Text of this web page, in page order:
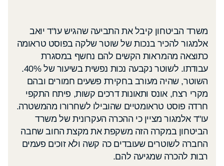
משרד הביטחון קיבל את התביעה שהגיש עו"ד יואב
אלמגור להכיר בנכות של שוטר שלקה בפוסט טראומה
כתוצאה מהמראות הקשים להם נחשף במסגרת
עבודתו. לשוטר נקבעה נכות נפשית בשיעור של 40%.
השוטר, שהיה מעורב בחקירת פשעים חמורים ובהם
מקרי רצח, אונס ותאונות דרכים קשות, פיתח התקפי
חרדה פוסט טראומטיים שהובילו לשחרורו מהמשטרה.
עו"ד אלמגור מציין כי ההכרה העקרונית של משרד
הביטחון במקרה הזה משקפת את מקצת החוב שחבה
החברה לשוטרים שעובדים כה קשה ולא זוכים פעמים
רבות להכרה שמגיעה להם.